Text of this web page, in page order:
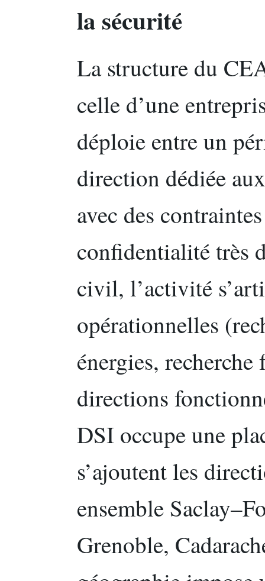
la sécurité
La structure du
celle d’une
déploie entre un
direction dédiée
avec des
confidentialité très
civil, l’activité
opérationnelles
énergies,
directions
DSI occupe une
s’ajoutent les
ensemble
Grenoble,